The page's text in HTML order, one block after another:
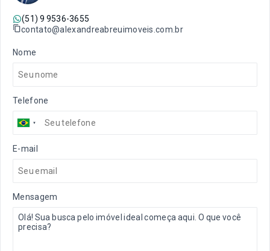
(51) 9 9536-3655
contato@alexandreabreuimoveis.com.br
Nome
Telefone
E-mail
Mensagem